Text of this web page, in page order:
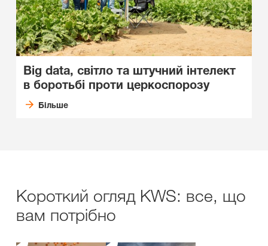
Big data, світло та штучний інтелект
в боротьбі проти церкоспорозу
Більше
Короткий огляд KWS: все, що
вам потрібно